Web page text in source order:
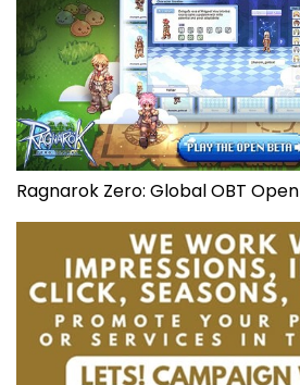
Ragnarok Zero: Global OBT Open